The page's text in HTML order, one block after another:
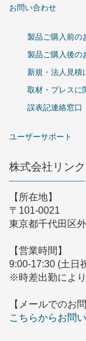
お問い合わせ
製品ご購入前の
製品ご購入後の
新規・法人見積
取材・プレスに
誤表記連絡窓口
ユーザーサポート
株式会社リン
【所在地】
〒101-0021
東京都千代田区
【営業時間】
9:00-17:30 (土日
※時差出勤によ
【メールでのお
こちらからお問